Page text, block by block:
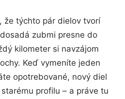
že týchto pár dielov tvorí
zubmi presne do
kilometer si navzájom
Keď vymeníte jeden
opotrebované, nový diel
profilu – a práve tu